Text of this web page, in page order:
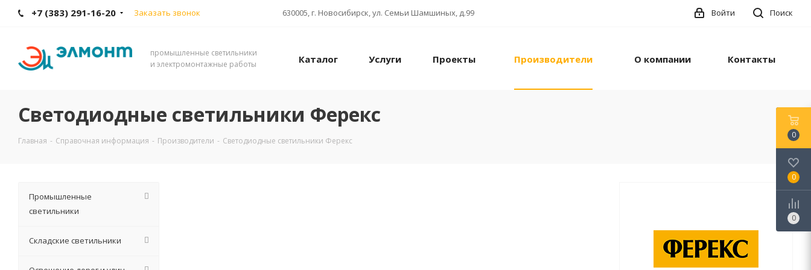
+7 (383) 291-16-20 Заказать звонок 630005, г. Новосибирск, ул. Семьи Шамшиных, д.99 Поиск
Войти
промышленные светильники
и электромонтажные работы
Каталог Услуги Проекты Производители О компании Контакты
Светодиодные светильники Ферекс
Главная - Справочная информация - Производители - Светодиодные светильники Ферекс
Промышленные
светильники
Складские светильники
0
0
0